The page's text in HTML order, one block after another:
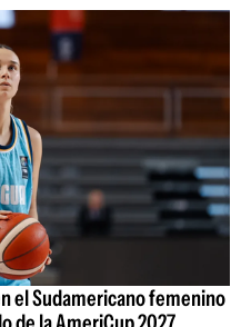
el Sudamericano femenino